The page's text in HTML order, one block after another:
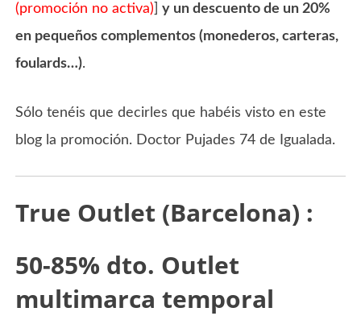
(promoción no activa)
y un descuento de un 20%
en pequeños complementos (monederos, carteras,
foulards…).
Sólo tenéis que decirles que habéis visto en este
blog la promoción. Doctor Pujades 74 de Igualada.
True Outlet (Barcelona) :
50-85% dto. Outlet
multimarca temporal